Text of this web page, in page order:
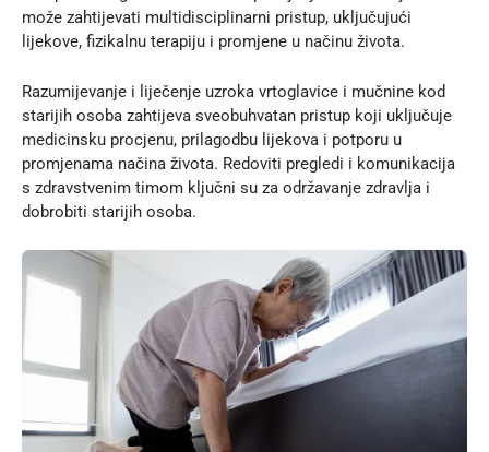
može zahtijevati multidisciplinarni pristup, uključujući
lijekove, fizikalnu terapiju i promjene u načinu života.
Razumijevanje i liječenje uzroka vrtoglavice i mučnine kod
starijih osoba zahtijeva sveobuhvatan pristup koji uključuje
medicinsku procjenu, prilagodbu lijekova i potporu u
promjenama načina života. Redoviti pregledi i komunikacija
s zdravstvenim timom ključni su za održavanje zdravlja i
dobrobiti starijih osoba.